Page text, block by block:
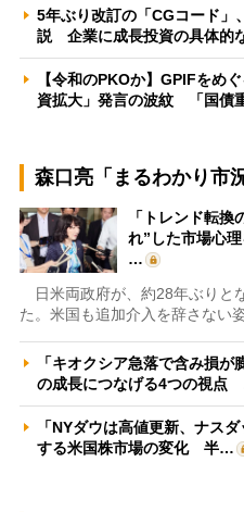
5年ぶり改訂の「CGコード」
説 企業に成長投資の具体的
【令和のPKOか】GPIFをめ
資拡大」発言の波紋 「国債
森口亮「まるわかり市
「トレンド転
れ”した市場心
…
日米両政府が、約28年ぶりと
た。米国も追加介入を辞さない
「キオクシア急落で含み損
の成長につなげる4つの視
「NYダウは高値更新、ナス
する米国株市場の変化 半…